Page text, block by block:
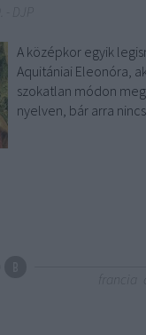
A középkor egyik
Aquitániai Eleonóra,
szokatlan módon
nyelven, bár arra